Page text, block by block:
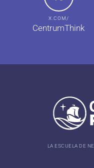
X.COM/
CentrumThink
LA ESCUELA DE